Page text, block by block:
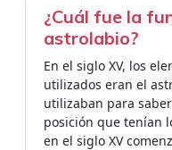
¿Cuál fue la
astrolabio?
En el siglo XV, los
utilizados eran el
utilizaban para
posición que tenían
en el siglo XV